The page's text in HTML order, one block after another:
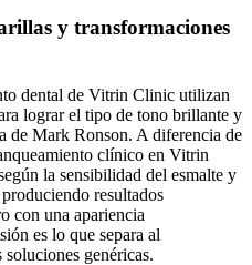
y transformaciones
dental de Vitrin Clinic utilizan
lograr el tipo de tono brillante y
de Mark Ronson. A diferencia de
clínico en Vitrin
la sensibilidad del esmalte y
resultados
con una apariencia
es lo que separa al
genéricas.